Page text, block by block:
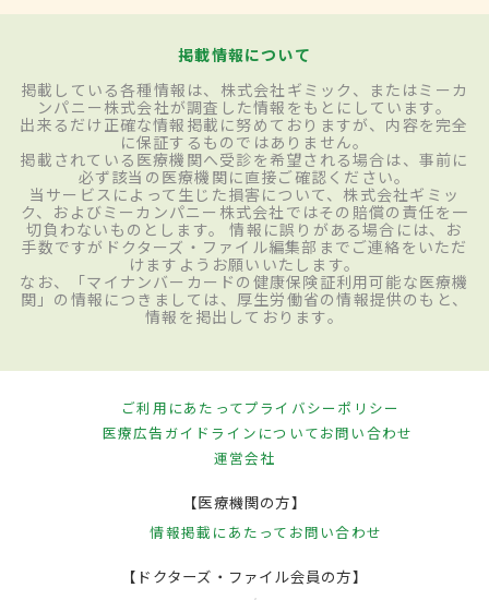
掲載情報について
掲載している各種情報は、株式会社ギミック、またはミーカ
ンパニー株式会社が調査した情報をもとにしています。
出来るだけ正確な情報掲載に努めておりますが、内容を完全
に保証するものではありません。
掲載されている医療機関へ受診を希望される場合は、事前に
必ず該当の医療機関に直接ご確認ください。
当サービスによって生じた損害について、株式会社ギミッ
ク、およびミーカンパニー株式会社ではその賠償の責任を一
切負わないものとします。 情報に誤りがある場合には、お
手数ですがドクターズ・ファイル編集部までご連絡をいただ
けますようお願いいたします。
なお、「マイナンバーカードの健康保険証利用可能な医療機
関」の情報につきましては、厚生労働省の情報提供のもと、
情報を掲出しております。
ご利用にあたってプライバシーポリシー
医療広告ガイドラインについてお問い合わせ
運営会社
【医療機関の方】
情報掲載にあたって お問い合わせ
【ドクターズ・ファイル会員の方】